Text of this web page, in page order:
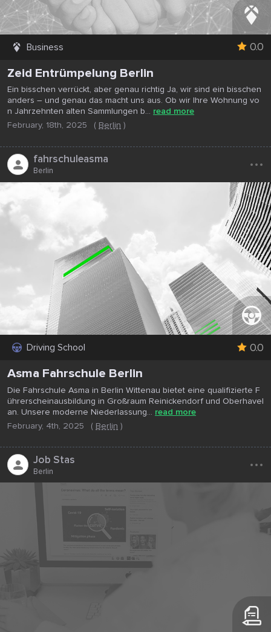
Business 0.0
Zeid Entrümpelung Berlin
Ein bisschen verrückt, aber genau richtig Ja, wir sind ein bisschen
anders – und genau das macht uns aus. Ob wir Ihre Wohnung vo
n Jahrzehnten alten Sammlungen b... read more
February, 18th, 2025
(Berlin )
fahrschuleasma
Berlin ...
Driving School 0.0
Asma Fahrschule Berlin
Die Fahrschule Asma in Berlin Wittenau bietet eine qualifizierte F
ührerscheinausbildung in Großraum Reinickendorf und Oberhavel
an. Unsere moderne Niederlassung... read more
February, 4th, 2025
( Berlin )
Job Stas
Berlin ...